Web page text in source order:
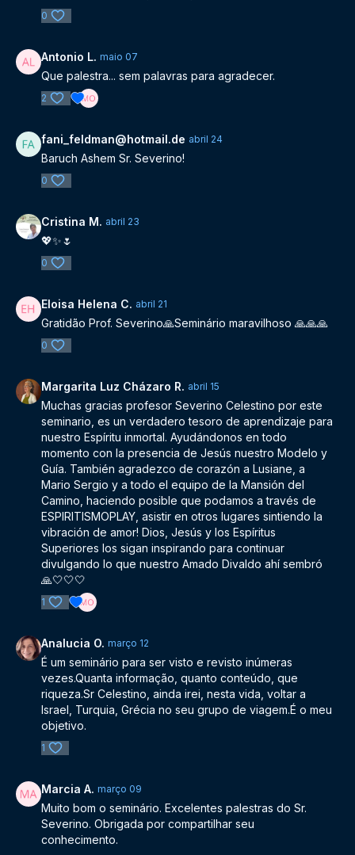
0
Antonio L. maio 07
Que palestra... sem palavras para agradecer.
2
fani_feldman@hotmail.de abril 24
Baruch Ashem Sr. Severino!
0
Cristina M. abril 23
💖✨️🌷
0
Eloisa Helena C. abril 21
Gratidão Prof. Severino🙏Seminário maravilhoso 🙏🙏🙏
0
Margarita Luz Cházaro R. abril 15
Muchas gracias profesor Severino Celestino por este
seminario, es un verdadero tesoro de aprendizaje para
nuestro Espíritu inmortal. Ayudándonos en todo
momento con la presencia de Jesús nuestro Modelo y
Guía. También agradezco de corazón a Lusiane, a
Mario Sergio y a todo el equipo de la Mansión del
Camino, haciendo posible que podamos a través de
ESPIRITISMOPLAY, asistir en otros lugares sintiendo la
vibración de amor! Dios, Jesús y los Espíritus
Superiores los sigan inspirando para continuar
divulgando lo que nuestro Amado Divaldo ahí sembró
🙏🤍🤍🤍
1
Analucia O. março 12
É um seminário para ser visto e revisto inúmeras
vezes.Quanta informação, quanto conteúdo, que
riqueza.Sr Celestino, ainda irei, nesta vida, voltar a
Israel, Turquia, Grécia no seu grupo de viagem.É o meu
objetivo.
1
Marcia A. março 09
Muito bom o seminário. Excelentes palestras do Sr.
Severino. Obrigada por compartilhar seu
conhecimento.